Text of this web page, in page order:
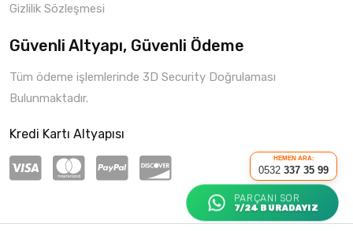
HEMEN ARA:
0532 337 35 99
PARÇANI SOR
7/24 BURADAYIZ
Gizlilik Sözleşmesi
Güvenli Altyapı, Güvenli Ödeme
Tüm ödeme işlemlerinde 3D Security Doğrulaması
Bulunmaktadır.
Kredi Kartı Altyapısı